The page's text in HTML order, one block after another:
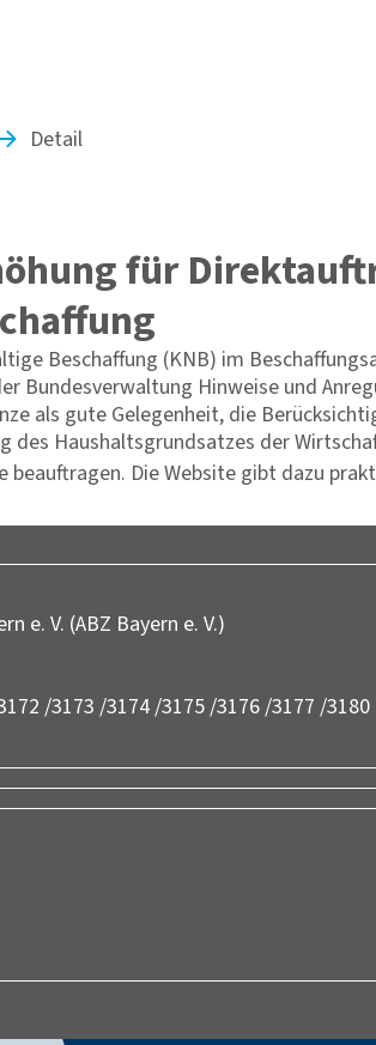
Detail
für
Beschaffung (KNB) im
Bundesverwaltung Hinweise und
als gute Gelegenheit, die
des Haushaltsgrundsatzes der
Die Website gibt dazu
e. V. (ABZ Bayern e. V.)
/3173 /3174 /3175 /3176 /3177 /3180